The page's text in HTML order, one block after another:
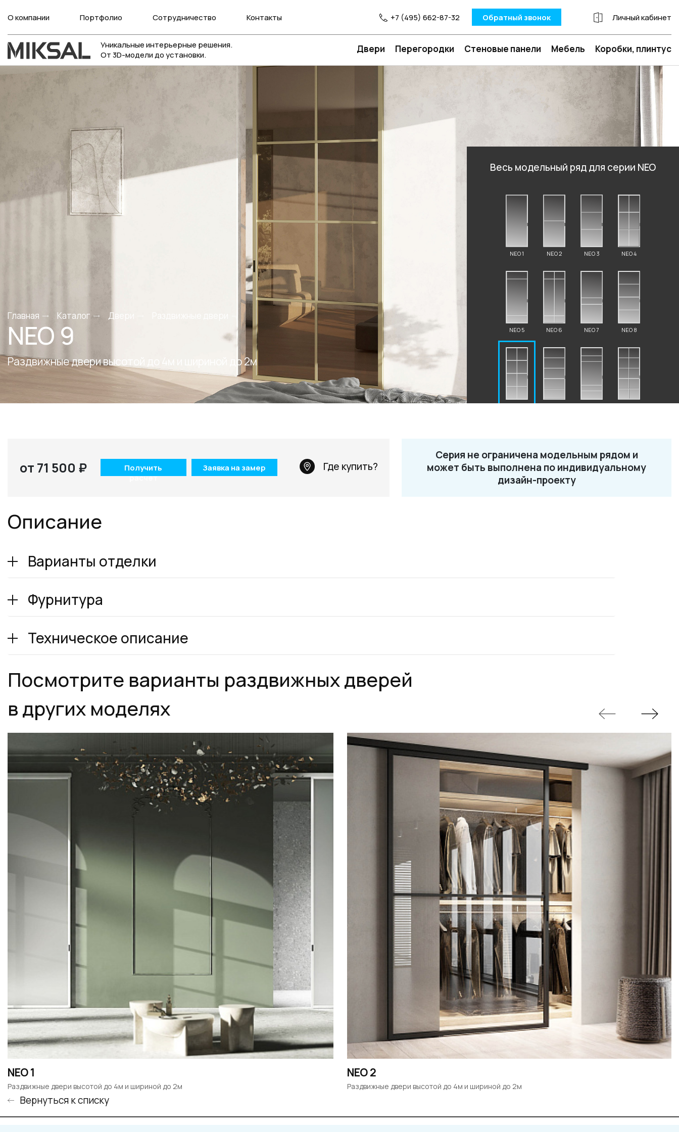
О компании Портфолио Сотрудничество Контакты +7 (495) 662-87-32 Обратный звонок Личный кабинет
Уникальные интерьерные решения.
От 3D-модели до установки.
Двери Перегородки Стеновые панели Мебель Коробки, плинтус
Главная Каталог Двери
NEO 9
Раздвижные двери высотой до 4м и шириной до 2м
Весь модельный ряд для серии NEO
NEO 1 NEO 2 NEO 3 NEO 4
NEO 5 NEO 6 NEO 7 NEO 8
NEO 13 NEO 14
от 71 500 ₽
Получить
расчет
Заявка на замер Где купить?
Серия не ограничена модельным рядом и
может быть выполнена по индивидуальному
дизайн-проекту
Описание
Варианты отделки
Фурнитура
Техническое описание
Посмотрите варианты раздвижных дверей
в других моделях
NEO 1
Раздвижные двери высотой до 4м и шириной до 2м
NEO 2
Раздвижные двери высотой до 4м и шириной до 2м
Вернуться к списку
+7 495 662 87 32
Белорусская
г. Москва, ул. Бутырский Вал, д. 32
Телефон: +7 495 662-87-32